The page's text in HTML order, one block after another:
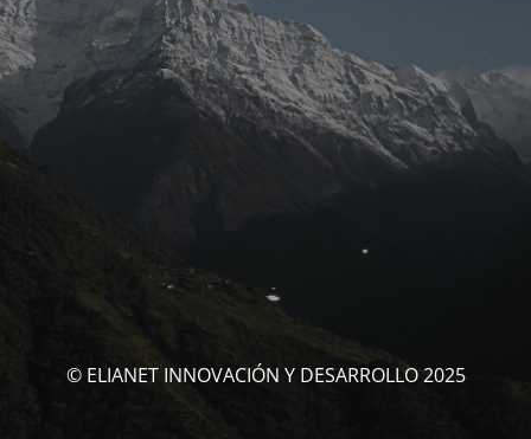
© ELIANET INNOVACIÓN Y DESARROLLO 2025